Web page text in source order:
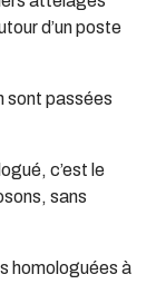
d’un poste
sont passées
c’est le
sans
homologuées à